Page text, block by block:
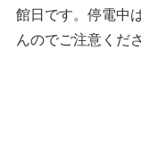
宇宙学校
講師派遣
関連施設
組織
館日です。停電中
んのでご注意くださ